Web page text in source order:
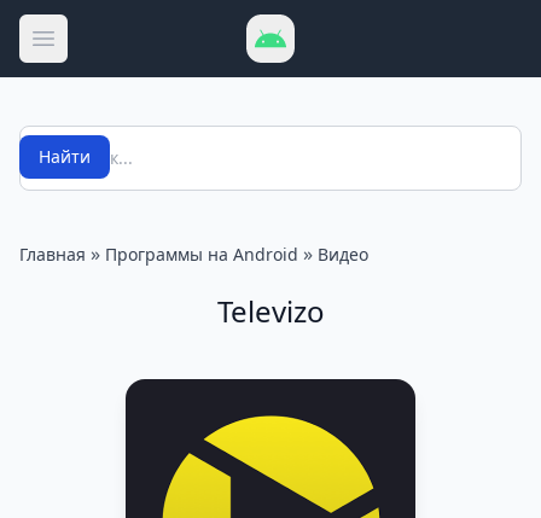
Открыть меню
Поиск
Найти
Главная » Программы на Android » Видео
Televizo